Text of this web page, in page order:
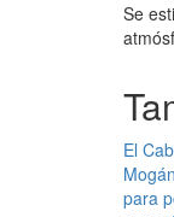
Se
El
para